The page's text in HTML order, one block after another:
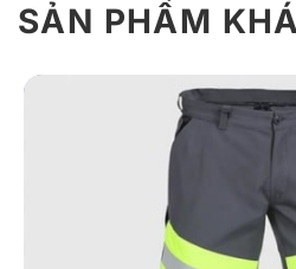
Mẫu đồng phục bảo hộ lao
SẢN PHẨM